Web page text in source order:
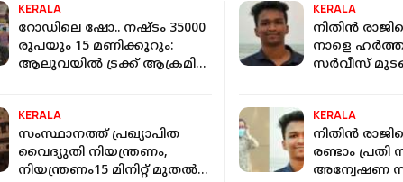
KERALA
റോഡിലെ ഷോ.. നഷ്ടം 35000
രൂപയും 15 മണിക്കൂറും:
ആലുവയില്‍ ട്രക്ക് ആക്രമിച്ച
KERALA
നിതിന്‍
നാളെ
സര്‍വീസ്
KERALA
സംസ്ഥാനത്ത് പ്രഖ്യാപിത
വൈദ്യുതി നിയന്ത്രണം,
നിയന്ത്രണം15 മിനിറ്റ് മുതൽ
KERALA
നിതിന്‍
രണ്ടാം പ്രതി
അന്വേഷണ